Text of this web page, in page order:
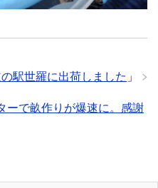
駅世羅に出荷しました 」
ーで畝作りが爆速に。感謝